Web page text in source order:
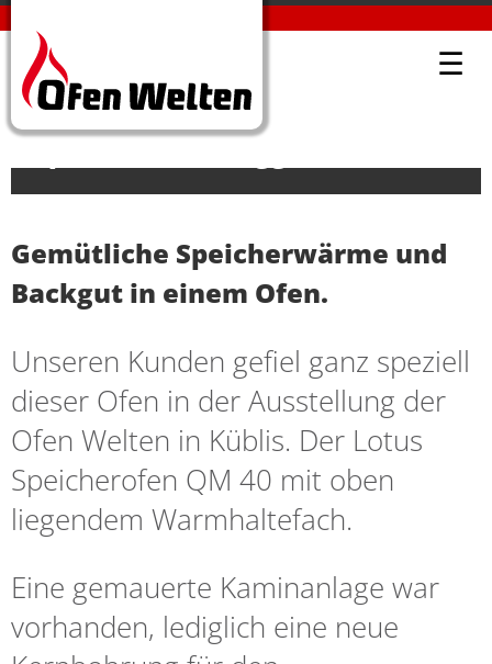
☰
OFENWELTEN KÜBLIS PROJEKTE PROJEKTE-DETAIL
Speicherofen Lotus QM 40
Gemütliche Speicherwärme und
Backgut in einem Ofen.
Unseren Kunden gefiel ganz speziell
dieser Ofen in der Ausstellung der
Ofen Welten in Küblis. Der Lotus
Speicherofen QM 40 mit oben
liegendem Warmhaltefach.
Eine gemauerte Kaminanlage war
vorhanden, lediglich eine neue